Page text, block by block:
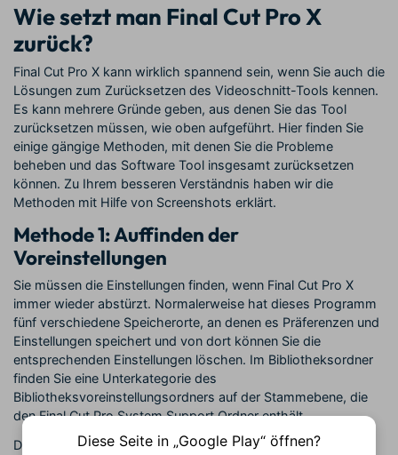
Wie setzt man Final Cut Pro X
zurück?
Final Cut Pro X kann wirklich spannend sein, wenn Sie auch die
Lösungen zum Zurücksetzen des Videoschnitt-Tools kennen.
Es kann mehrere Gründe geben, aus denen Sie das Tool
zurücksetzen müssen, wie oben aufgeführt. Hier finden Sie
einige gängige Methoden, mit denen Sie die Probleme
beheben und das Software Tool insgesamt zurücksetzen
können. Zu Ihrem besseren Verständnis haben wir die
Methoden mit Hilfe von Screenshots erklärt.
Methode 1: Auffinden der
Voreinstellungen
Sie müssen die Einstellungen finden, wenn Final Cut Pro X
immer wieder abstürzt. Normalerweise hat dieses Programm
fünf verschiedene Speicherorte, an denen es Präferenzen und
Einstellungen speichert und von dort können Sie die
entsprechenden Einstellungen löschen. Im Bibliotheksordner
finden Sie eine Unterkategorie des
Bibliotheksvoreinstellungsordners auf der Stammebene, die
den Final Cut Pro System Support Ordner enthält.
Der Ordner mit den benutzerdefinierten Einstellungen enthält
Diese Seite in „Google Play“ öffnen?